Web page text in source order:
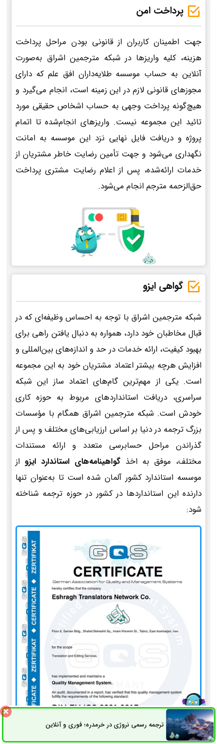
پرداخت امن
جهت اطمینان کاربران از قانونی بودن مراحل پرداخت
هزینه، کلیه واریزها در شبکه مترجمین اشراق به‌صورت
آنلاین به حساب موسسه طلایه‌داران افق علم که دارای
مجوزهای قانونی لازم در این زمینه است، انجام می‌گیرد و
هیچ‌گونه پرداخت وجهی به حساب اشخاص حقیقی مورد
تائید این مجموعه نیست. واریزهای انجام‌شده تا اتمام
پروژه و دریافت فایل نهایی نزد این موسسه به امانت
نگهداری می‌شود و جهت تأمین رضایت خاطر مشتریان از
خدمات ارائه‌شده، پس از اعلام رضایت مشتری پرداخت
حق‌الزحمه مترجم انجام می‌شود.
گواهی ایزو
شبکه مترجمین اشراق با توجه به احساس وظیفه‌ای که در
قبال مخاطبان خود دارد، همواره به دنبال یافتن راهی برای
بهبود کیفیت، ارائه خدمات در حد و اندازه‌های بین‌المللی و
افزایش هرچه بیشتر اعتماد مشتریان خود به این مجموعه
است. یکی از مهم‌ترین گام‌های اعتماد ساز این شبکه
سراسری، دریافت استانداردهای مربوط به حوزه کاری
خودش است. شبکه مترجمین اشراق همگام با مؤسسات
بزرگ ترجمه در دنیا بر اساس ارزیابی‌های مختلف و پس از
گذراندن مراحل حسابرسی متعدد و ارائه مستندات
مختلف، موفق به اخذ گواهینامه‌های استاندارد ایزو از
موسسه استاندارد کشور آلمان شده است تا به‌عنوان تنها
دارنده این استانداردها در کشور در حوزه ترجمه شناخته
شود:
ترجمه رسمی نروژی در خرمدره؛ فوری و آنلاینثبت سفارش راه های ارتباطی